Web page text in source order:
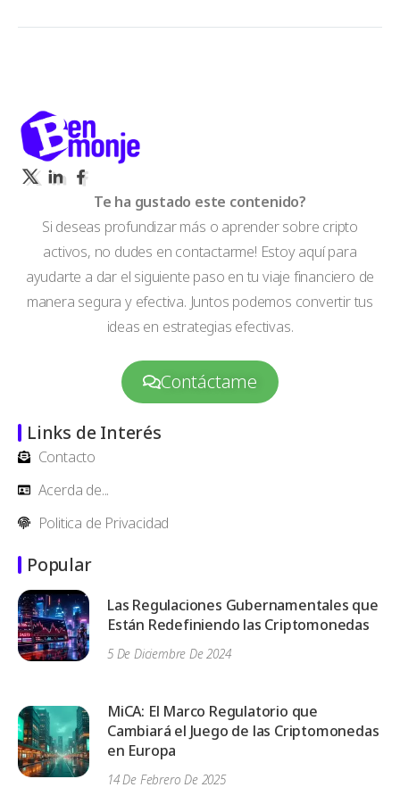
Te ha gustado este contenido?
Si deseas profundizar más o aprender sobre cripto
activos, no dudes en contactarme! Estoy aquí para
ayudarte a dar el siguiente paso en tu viaje financiero de
manera segura y efectiva. Juntos podemos convertir tus
ideas en estrategias efectivas.
Contáctame
Links de Interés
Contacto
Acerda de...
Politica de Privacidad
Popular
Las Regulaciones Gubernamentales que
Están Redefiniendo las Criptomonedas
5 De Diciembre De 2024
MiCA: El Marco Regulatorio que
Cambiará el Juego de las Criptomonedas
en Europa
14 De Febrero De 2025